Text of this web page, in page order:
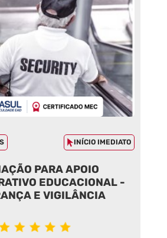
INÍCIO IMEDIATO
PARA APOIO
EDUCACIONAL -
E VIGILÂNCIA